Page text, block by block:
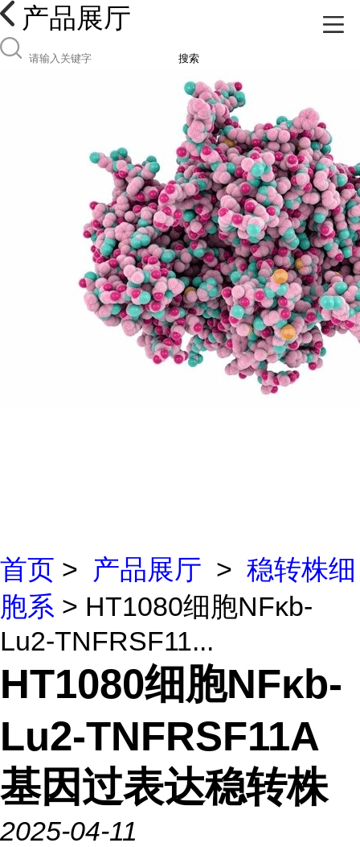
产品展厅
搜索
首页 > 产品展厅 > 稳转株细
胞系 > HT1080细胞NFκb-
Lu2-TNFRSF11...
HT1080细胞NFκb-
Lu2-TNFRSF11A
基因过表达稳转株
2025-04-11